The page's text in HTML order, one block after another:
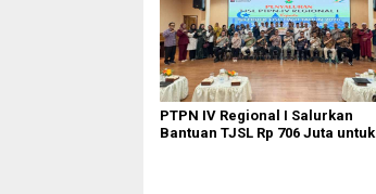
PTPN IV Regional I Salurkan
Bantuan TJSL Rp 706 Juta untuk